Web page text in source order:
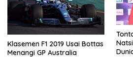
Klasemen F1 2019 Usai Bottas
Menangi GP Australia